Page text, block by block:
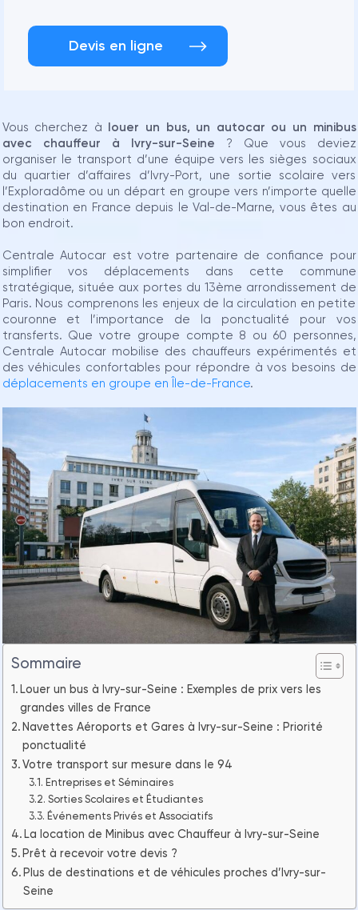
Devis en ligne
Vous cherchez à louer un bus, un autocar ou un minibus
avec chauffeur à Ivry-sur-Seine ? Que vous deviez
organiser le transport d’une équipe vers les sièges sociaux
du quartier d’affaires d’Ivry-Port, une sortie scolaire vers
l’Exploradôme ou un départ en groupe vers n’importe quelle
destination en France depuis le Val-de-Marne, vous êtes au
bon endroit.
Centrale Autocar est votre partenaire de confiance pour
simplifier vos déplacements dans cette commune
stratégique, située aux portes du 13ème arrondissement de
Paris. Nous comprenons les enjeux de la circulation en petite
couronne et l’importance de la ponctualité pour vos
transferts. Que votre groupe compte 8 ou 60 personnes,
Centrale Autocar mobilise des chauffeurs expérimentés et
des véhicules confortables pour répondre à vos besoins de
déplacements en groupe en Île-de-France.
Sommaire
Louer un bus à Ivry-sur-Seine : Exemples de prix vers les
grandes villes de France
Navettes Aéroports et Gares à Ivry-sur-Seine : Priorité
ponctualité
Votre transport sur mesure dans le 94
Entreprises et Séminaires
Sorties Scolaires et Étudiantes
Événements Privés et Associatifs
La location de Minibus avec Chauffeur à Ivry-sur-Seine
Prêt à recevoir votre devis ?
Plus de destinations et de véhicules proches d’Ivry-sur-
Seine